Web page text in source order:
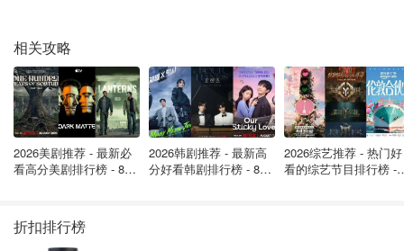
驾驶证延期换证需要准备什么资料？
在申请成功之后，大家需要提供以下资料：
机动车驾驶人的身份证明
延期事由证明
相关攻略
2026美剧推荐 - 最新必
看高分美剧排行榜 - 8月
2026韩剧推荐 - 最新高
分好看韩剧排行榜 - 8月
2026综艺推荐 - 热门好
看的综艺节目排行榜 -
折扣排行榜